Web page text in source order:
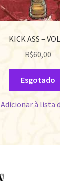
KICK ASS –
R$60,00
Esgotado
Adicionar à lista